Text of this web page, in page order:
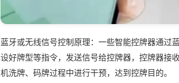
蓝牙或无线信号控制原理：一些智能控牌器通过
设好牌型等指令，发送信号给控牌器，控牌器接
机洗牌、码牌过程中进行干预，达到控牌目的。